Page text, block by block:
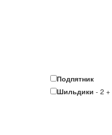
Подпятник
Шильдики - 2 +